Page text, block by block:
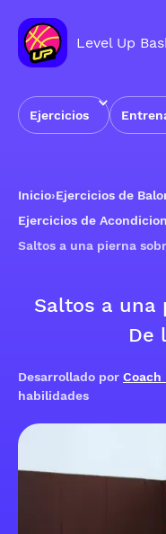
Level Up
Ejercicios
Inicio›Ejercicios de
Ejercicios de
Saltos a una pierna
Saltos a una
De
Desarrollado por Coach
habilidades